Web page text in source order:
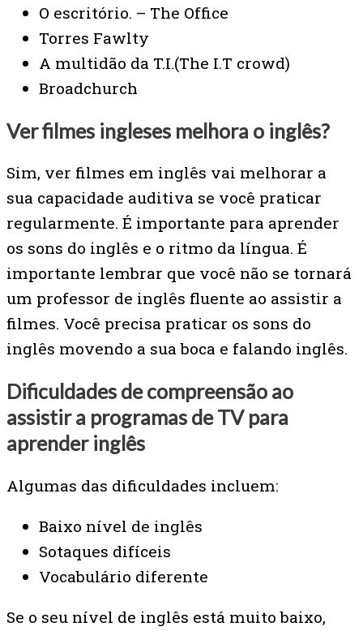
O escritório. – The Office
Torres Fawlty
A multidão da T.I.(The I.T crowd)
Broadchurch
Ver filmes ingleses melhora o inglês?
Sim, ver filmes em inglês vai melhorar a
sua capacidade auditiva se você praticar
regularmente. É importante para aprender
os sons do inglês e o ritmo da língua. É
importante lembrar que você não se tornará
um professor de inglês fluente ao assistir a
filmes. Você precisa praticar os sons do
inglês movendo a sua boca e falando inglês.
Dificuldades de compreensão ao
assistir a programas de TV para
aprender inglês
Algumas das dificuldades incluem:
Baixo nível de inglês
Sotaques difíceis
Vocabulário diferente
Se o seu nível de inglês está muito baixo,